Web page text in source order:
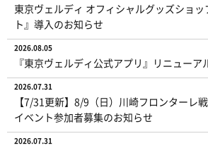
東京ヴェルディ オフィシャルグッズショ
ト』導入のお知らせ
2026.08.05
『東京ヴェルディ公式アプリ』リニューア
2026.07.31
【7/31更新】8/9（日）川崎フロンターレ
イベント参加者募集のお知らせ
2026.07.31